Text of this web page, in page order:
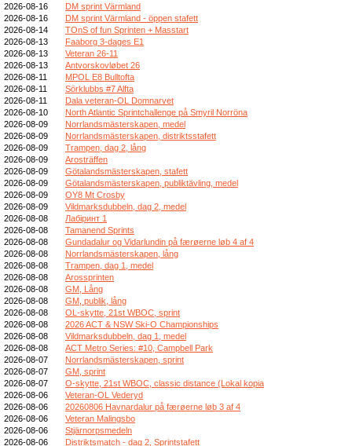
2026-08-16
DM sprint Värmland
2026-08-16
DM sprint Värmland - öppen stafett
2026-08-14
TOnS of fun Sprinten + Masstart
2026-08-13
Faaborg 3-dages E1
2026-08-13
Veteran 26-11
2026-08-13
Antvorskovløbet 26
2026-08-11
MPOL E8 Bulltofta
2026-08-11
Sörklubbs #7 Alfta
2026-08-11
Dala veteran-OL Domnarvet
2026-08-10
North Atlantic Sprintchallenge på Smyril Norröna
2026-08-09
Norrlandsmästerskapen, medel
2026-08-09
Norrlandsmästerskapen, distriktsstafett
2026-08-09
Trampen, dag 2, lång
2026-08-09
Arosträffen
2026-08-09
Götalandsmästerskapen, stafett
2026-08-09
Götalandsmästerskapen, publiktävling, medel
2026-08-09
OY8 Mt Crosby
2026-08-09
Vildmarksdubbeln, dag 2, medel
2026-08-08
Лабіринт 1
2026-08-08
Tamanend Sprints
2026-08-08
Gundadalur og Vidarlundin på færøerne løb 4 af 4
2026-08-08
Norrlandsmästerskapen, lång
2026-08-08
Trampen, dag 1, medel
2026-08-08
Arossprinten
2026-08-08
GM, Lång
2026-08-08
GM, publik, lång
2026-08-08
OL-skytte, 21st WBOC, sprint
2026-08-08
2026 ACT & NSW Ski-O Championships
2026-08-08
Vildmarksdubbeln, dag 1, medel
2026-08-08
ACT Metro Series: #10, Campbell Park
2026-08-07
Norrlandsmästerskapen, sprint
2026-08-07
GM, sprint
2026-08-07
O-skytte, 21st WBOC, classic distance (Lokal kopia
2026-08-06
Veteran-OL Vederyd
2026-08-06
20260806 Havnardalur på færøerne løb 3 af 4
2026-08-06
Veteran Malingsbo
2026-08-06
Stjärnorpsmedeln
2026-08-06
Distriktsmatch - dag 2, Sprintstafett